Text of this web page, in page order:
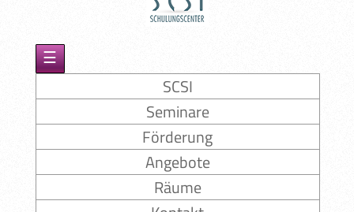
☰
SCSI
Seminare
Förderung
Angebote
Räume